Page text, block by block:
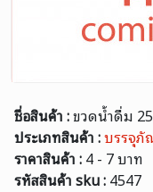
ชื่อสินค้า :ขวดน้ำดื่ม
ประเภทสินค้า :บรรจุภั
ราคาสินค้า :4 - 7 บาท
รหัสสินค้า sku :4547